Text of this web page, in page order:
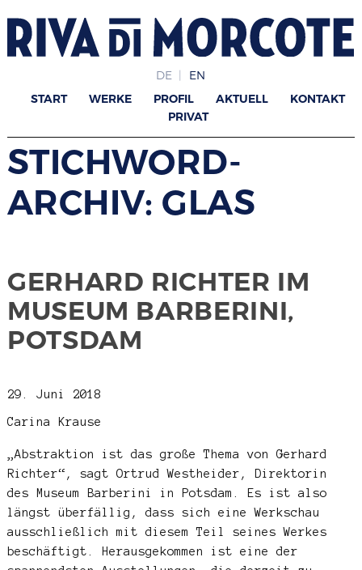
DE EN
START WERKE PROFIL AKTUELL
KONTAKT
PRIVAT
STICHWORD-
ARCHIV: GLAS
GERHARD RICHTER IM
MUSEUM BARBERINI,
POTSDAM
29. Juni 2018
Carina Krause
„Abstraktion ist das große Thema von Gerhard
Richter“, sagt Ortrud Westheider, Direktorin
des Museum Barberini in Potsdam. Es ist also
längst überfällig, dass sich eine Werkschau
ausschließlich mit diesem Teil seines Werkes
beschäftigt. Herausgekommen ist eine der